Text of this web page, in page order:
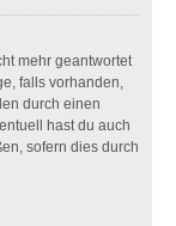
mehr geantwortet
falls vorhanden,
durch einen
hast du auch
sofern dies durch